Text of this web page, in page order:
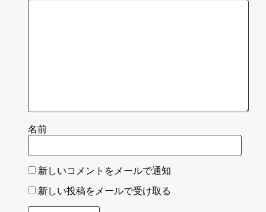
名前
新しいコメントをメールで通知
新しい投稿をメールで受け取る